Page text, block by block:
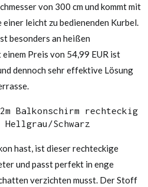
von 300 cm und kommt mit
leicht zu bedienenden Kurbel.
besonders an heißen
Preis von 54,99 EUR ist
dennoch sehr effektive Lösung
Balkonschirm rechteckig
Schwarz
hast, ist dieser rechteckige
und passt perfekt in enge
verzichten musst. Der Stoff